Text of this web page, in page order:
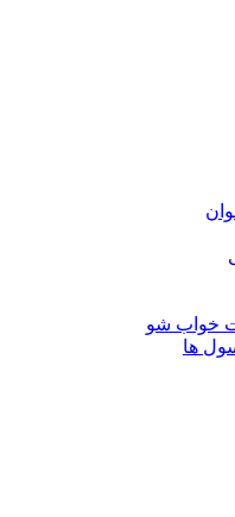
خواب شو
ها